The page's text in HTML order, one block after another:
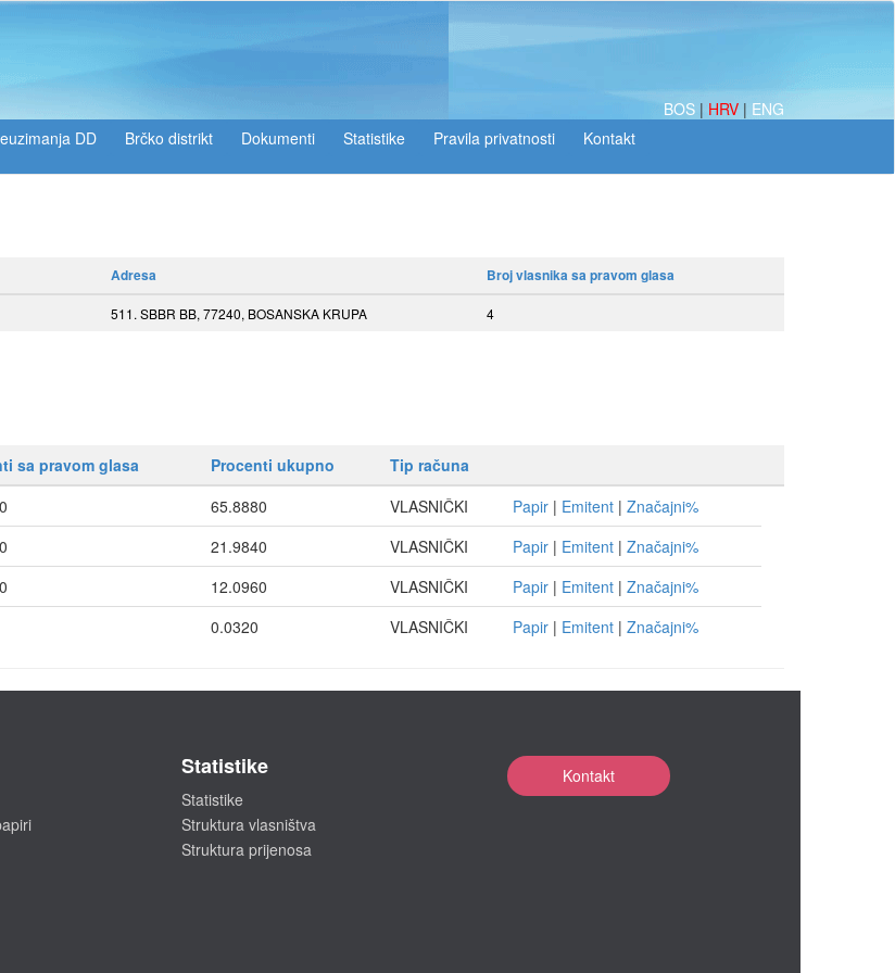
BOS | HRV | ENG
DD Brčko distrikt Dokumenti Statistike
Adresa Broj vlasnika sa pravom glasa
511. SBBR BB, 77240, BOSANSKA KRUPA 4
sa pravom glasa Procenti ukupno
Tip računa
65.8880 VLASNIČKI Papir | Emitent | Značajni%
21.9840 VLASNIČKI Papir | Emitent | Značajni%
12.0960 VLASNIČKI Papir | Emitent | Značajni%
0.0320 VLASNIČKI Papir | Emitent | Značajni%
Statistike
Statistike
Struktura vlasništva
Struktura prijenosa
Kontakt